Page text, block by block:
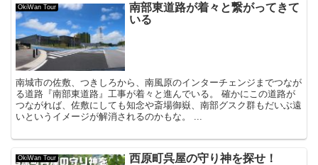
OkiWan Tour
南部東道路が着々と繋がってきて
いる
南城市の佐敷、つきしろから、南風原のインターチェンジまでつなが
る道路『南部東道路』工事が着々と進んでいる。 確かにこの道路が
つながれば、佐敷にしても知念や斎場御嶽、南部グスク群もだいぶ遠
いというイメージが解消されるのかもな。 ...
OkiWan Tour 西原町呉屋の守り神を探せ！